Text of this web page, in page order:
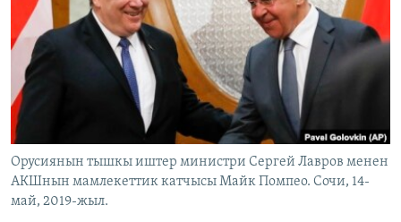
ЭЖЕ-СИҢДИЛЕР
АЗАТТЫК+
ЫҢГАЙСЫЗ СУРООЛОР
ОНЛАЙН ШЕРИНЕ
ЭЕ/АРнун бардык сайттары
Орусиянын тышкы иштер министри Сергей Лавров менен
АКШнын мамлекеттик катчысы Майк Помпео. Сочи, 14-
май, 2019-жыл.